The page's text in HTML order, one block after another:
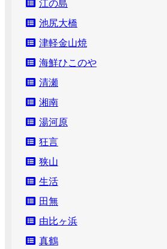
江の島
池尻大橋
津軽金山焼
海鮮ひこのや
清瀬
湘南
湯河原
狂言
狭山
生活
田無
由比ヶ浜
真鶴